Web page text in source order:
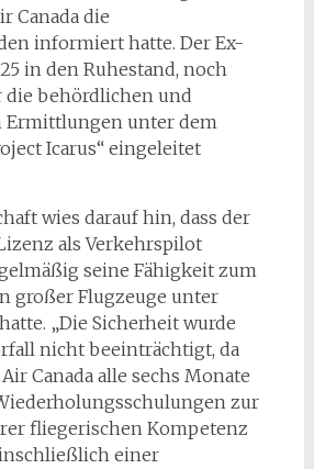
Canada die
informiert hatte. Der Ex-
in den Ruhestand, noch
die behördlichen und
Ermittlungen unter dem
Icarus“ eingeleitet
wies darauf hin, dass der
als Verkehrspilot
seine Fähigkeit zum
großer Flugzeuge unter
„Die Sicherheit wurde
nicht beeinträchtigt, da
Canada alle sechs Monate
zur
fliegerischen Kompetenz
einer